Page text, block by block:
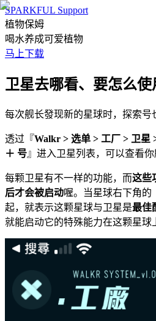
SPARKFUL Support
植物保姆
喝水养成可爱植物
马上下载
卫星去哪看、要怎么使
每次舰长發现新的星球时，探索号
透过『Walkr > 选单 > 工厂 > 卫星
＋ 号』进入卫星列表，可以查看你
每颗卫星有不一样的功能，而这些
后才会被启动喔。当星球右下角的
起，就表示这颗星球与卫星是最佳
就能启动它的特殊能力在这颗星球